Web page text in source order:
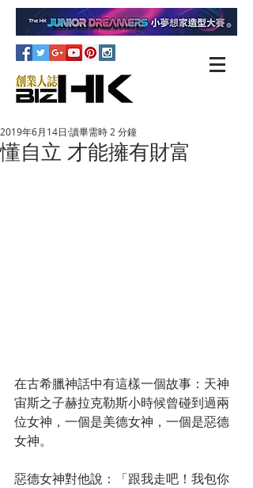
懂自立 才能擁有財富
2019年6月14日 讀畢需時 2 分鐘
在古希臘神話中有這樣一個故事：天神
宙斯之子赫拉克勒斯小時候曾碰到過兩
位女神，一個是美德女神，一個是惡德
女神。
惡德女神對他說：「跟我走吧！我包你